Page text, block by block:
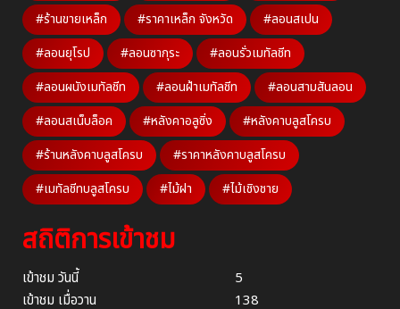
#ร้านขายเหล็ก
#ราคาเหล็ก จังหวัด
#ลอนสเปน
#ลอนยุโรป
#ลอนซากุระ
#ลอนรั่วเมทัลชีท
#ลอนผนังเมทัลชีท
#ลอนฝ้าเมทัลชีท
#ลอนสามสันลอน
#ลอนสเน็บล็อค
#หลังคาอลูซิ่ง
#หลังคาบลูสโครบ
#ร้านหลังคาบลูสโครบ
#ราคาหลังคาบลูสโครบ
#เมทัลชีทบลูสโครบ
#ไม้ฝา #ไม้เชิงชาย
สถิติการเข้าชม
เข้าชม วันนี้
5
เข้าชม เมื่อวาน
138